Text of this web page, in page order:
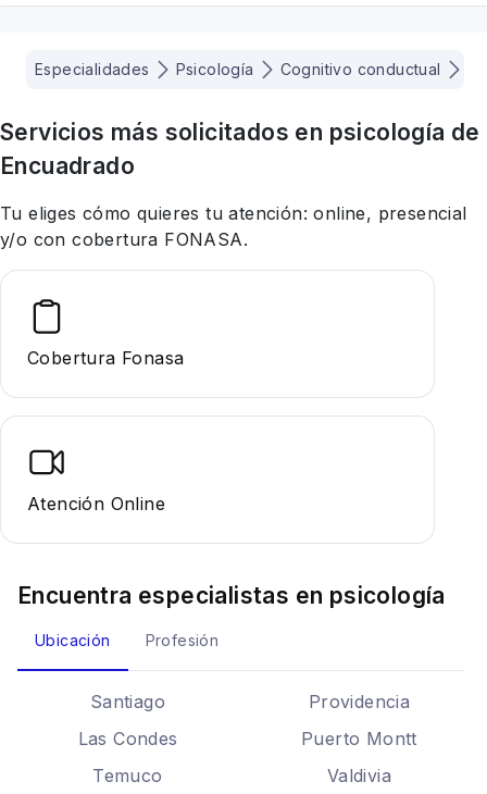
Especialidades Psicología Cognitivo conductual
Servicios más solicitados en psicología de
Encuadrado
Tu eliges cómo quieres tu atención: online, presencial
y/o con cobertura FONASA.
Cobertura Fonasa
Atención Online
Encuentra especialistas en psicología
Ubicación Profesión
Santiago
Providencia
Las Condes
Puerto Montt
Temuco
Valdivia